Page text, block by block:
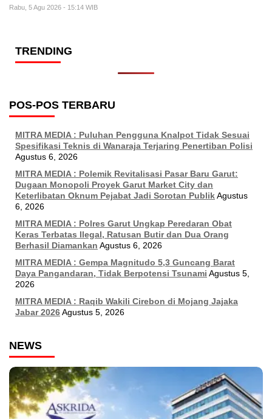
Rabu, 5 Agu 2026 - 15:14 WIB
TRENDING
POS-POS TERBARU
MITRA MEDIA : Puluhan Pengguna Knalpot Tidak Sesuai
Spesifikasi Teknis di Wanaraja Terjaring Penertiban Polisi
Agustus 6, 2026
MITRA MEDIA : Polemik Revitalisasi Pasar Baru Garut:
Dugaan Monopoli Proyek Garut Market City dan
Keterlibatan Oknum Pejabat Jadi Sorotan PublikAgustus
6, 2026
MITRA MEDIA : Polres Garut Ungkap Peredaran Obat
Keras Terbatas Ilegal, Ratusan Butir dan Dua Orang
Berhasil Diamankan Agustus 6, 2026
MITRA MEDIA : Gempa Magnitudo 5,3 Guncang Barat
Daya Pangandaran, Tidak Berpotensi Tsunami Agustus 5,
2026
MITRA MEDIA : Raqib Wakili Cirebon di Mojang Jajaka
Jabar 2026Agustus 5, 2026
NEWS